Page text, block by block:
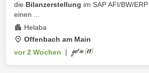
die Bilanzerstellung im SAP AFI/BW/
einen ...
Helaba
Offenbach am Main
vor 2 Wochen